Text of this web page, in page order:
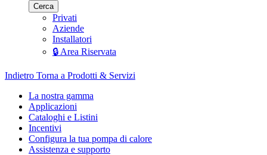
Cerca
Privati
Aziende
Installatori
🔒 Area Riservata
Indietro Torna a Prodotti & Servizi
La nostra gamma
Applicazioni
Cataloghi e Listini
Incentivi
Configura la tua pompa di calore
Assistenza e supporto